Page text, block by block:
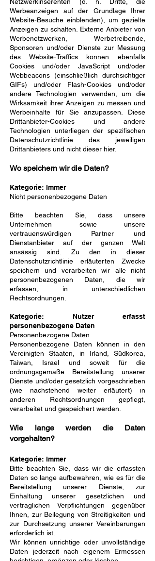
Werbeanzeigen auf der Grundlage Ihrer
Website-Besuche einblenden), um gezielte
Anzeigen zu schalten. Externe Anbieter von
Werbenetzwerken, Werbetreibende,
Sponsoren und/oder Dienste zur Messung
des Website-Traffics können ebenfalls
Cookies und/oder JavaScript und/oder
Webbeacons (einschließlich durchsichtiger
GIFs) und/oder Flash-Cookies und/oder
andere Technologien verwenden, um die
Wirksamkeit ihrer Anzeigen zu messen und
Werbeinhalte für Sie anzupassen. Diese
Drittanbieter-Cookies und andere
Technologien unterliegen der spezifischen
Datenschutzrichtlinie des jeweiligen
Drittanbieters und nicht dieser hier.
Wo speichern wir die Daten?
Kategorie: Immer
Nicht personenbezogene Daten
Bitte beachten Sie, dass unsere
Unternehmen sowie unsere
vertrauenswürdigen Partner und
Dienstanbieter auf der ganzen Welt
ansässig sind. Zu den in dieser
Datenschutzrichtlinie erläuterten Zwecke
speichern und verarbeiten wir alle nicht
personenbezogenen Daten, die wir
erfassen, in unterschiedlichen
Rechtsordnungen.
Kategorie: Nutzer erfasst
personenbezogene Daten
Personenbezogene Daten
Personenbezogene Daten können in den
Vereinigten Staaten, in Irland, Südkorea,
Taiwan, Israel und soweit für die
ordnungsgemäße Bereitstellung unserer
Dienste und/oder gesetzlich vorgeschrieben
(wie nachstehend weiter erläutert) in
anderen Rechtsordnungen gepflegt,
verarbeitet und gespeichert werden.
Wie lange werden die Daten
vorgehalten?
Kategorie: Immer
Bitte beachten Sie, dass wir die erfassten
Daten so lange aufbewahren, wie es für die
Bereitstellung unserer Dienste, zur
Einhaltung unserer gesetzlichen und
vertraglichen Verpflichtungen gegenüber
Ihnen, zur Beilegung von Streitigkeiten und
zur Durchsetzung unserer Vereinbarungen
erforderlich ist.
Wir können unrichtige oder unvollständige
Daten jederzeit nach eigenem Ermessen